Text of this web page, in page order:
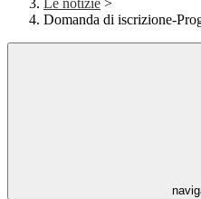
Le notizie >
Domanda di iscrizione-